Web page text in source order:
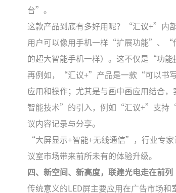
台”。
这款产品到底有多好用呢？“汇议+”内
用户可以像用手机一样“扩展功能”、
的超大智能手机一样）。这不仅是“功能
再例如，“汇议+”产品是一款“可以书
应用和操作；尤其是与画中画应用结合
智能技术”的引入，例如“汇议+”支持“
议内容记录与分享。
“大屏显示+智能+无线通信”，行业专
议室市场带来前所未有的体验升级。
四、新空间、新高度，联建光电走在前列
传统意义的LED屏主要应用在广告市场